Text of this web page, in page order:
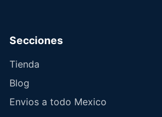
Secciones
Tienda
Blog
Envios a todo Mexico